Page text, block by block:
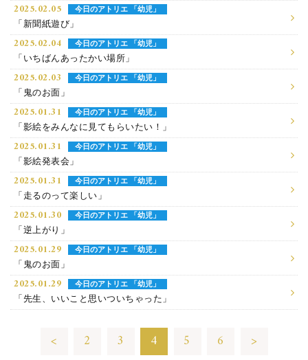
2025.02.05 今日のアトリエ 「幼児」
「新聞紙遊び」
2025.02.04 今日のアトリエ 「幼児」
「いちばんあったかい場所」
2025.02.03 今日のアトリエ 「幼児」
「鬼のお面」
2025.01.31 今日のアトリエ 「幼児」
「影絵をみんなに見てもらいたい！」
2025.01.31 今日のアトリエ 「幼児」
「影絵発表会」
2025.01.31 今日のアトリエ 「幼児」
「走るのって楽しい」
2025.01.30 今日のアトリエ 「幼児」
「逆上がり」
2025.01.29 今日のアトリエ 「幼児」
「鬼のお面」
2025.01.29 今日のアトリエ 「幼児」
「先生、いいこと思いついちゃった」
< 2 3 4 5 6 >